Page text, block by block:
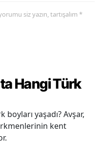
siz yazın, tartışalım *
Hangi Türk
yaşadı? Avşar,
kent